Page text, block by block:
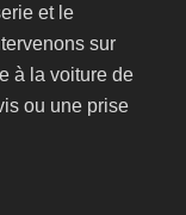
et le
sur
à la voiture de
ou une prise